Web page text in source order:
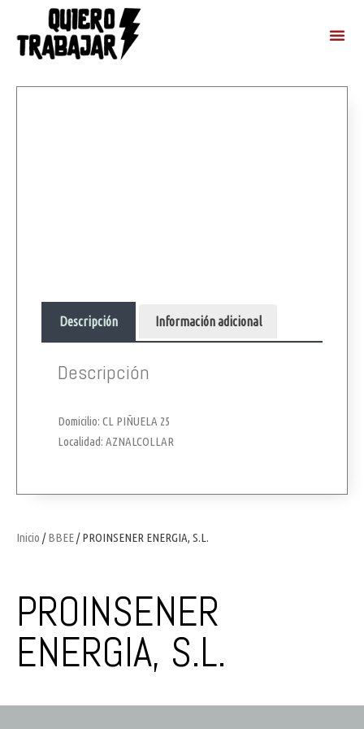
Inicio /BBEE/ PROINSENER ENERGIA, S.L.
PROINSENER
ENERGIA, S.L.
Descripción Información adicional
Descripción
Domicilio: CL PIÑUELA 25
Localidad: AZNALCOLLAR